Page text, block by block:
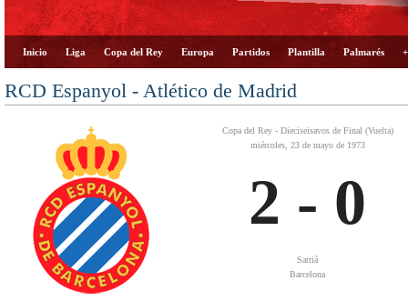
Inicio Liga Copa del Rey Europa Partidos Plantilla Palmarés
RCD Espanyol - Atlético de Madrid
Copa del Rey - Dieciseisavos de Final (Vuelta)
miércoles, 23 de mayo de 1973
2 - 0
Sarriá
Barcelona